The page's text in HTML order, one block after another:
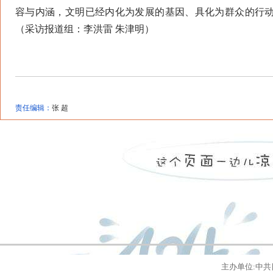
容与内涵，文明已经内化为发展的基因、具化为群众的行
（采访报道组：李洪雷 朱津明）
责任编辑： 张 超
主办单位:中